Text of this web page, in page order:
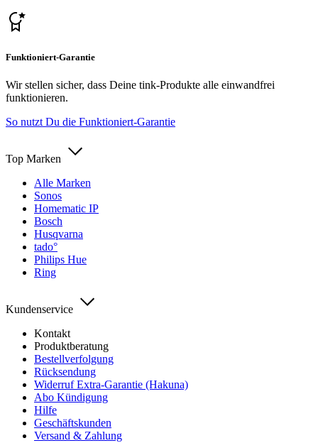
Funktioniert-Garantie
Wir stellen sicher, dass Deine tink-Produkte alle einwandfrei
funktionieren.
So nutzt Du die Funktioniert-Garantie
Top Marken
Alle Marken
Sonos
Homematic IP
Bosch
Husqvarna
tado°
Philips Hue
Ring
Kundenservice
Kontakt
Produktberatung
Bestellverfolgung
Rücksendung
Widerruf Extra-Garantie (Hakuna)
Abo Kündigung
Hilfe
Geschäftskunden
Versand & Zahlung